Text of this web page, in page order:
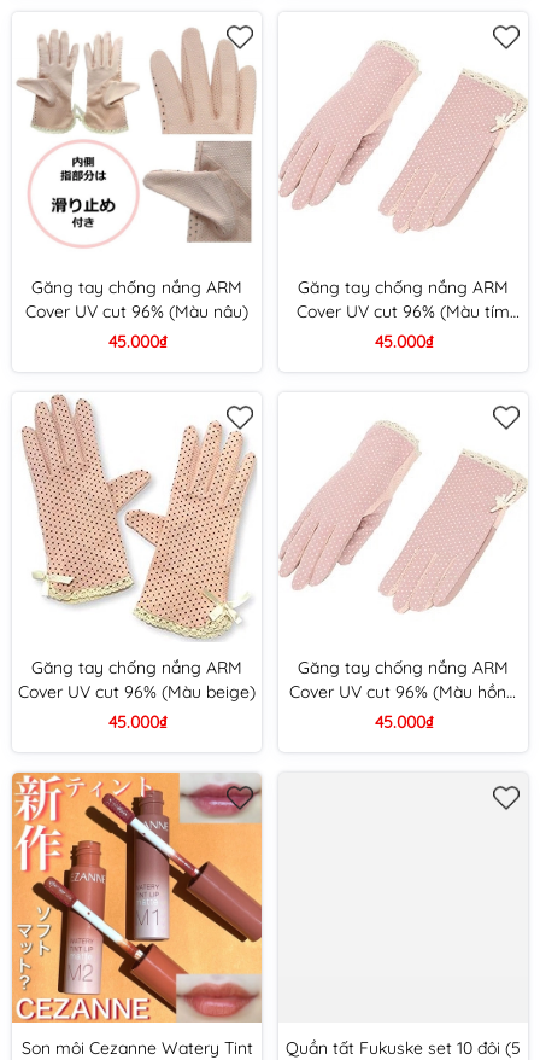
Găng tay chống nắng ARM
Cover UV cut 96% (Màu nâu)
45.000₫
Găng tay chống nắng ARM
Cover UV cut 96% (Màu tím
hồng)
45.000₫
Găng tay chống nắng ARM
Cover UV cut 96% (Màu beige)
45.000₫
Găng tay chống nắng ARM
Cover UV cut 96% (Màu hồng
nude)
45.000₫
Son môi Cezanne Watery Tint
Quần tất Fukuske set 10 đôi (5